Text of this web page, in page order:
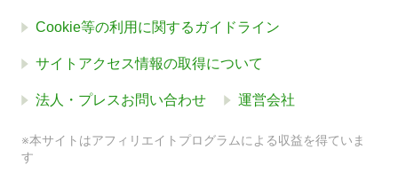
Cookie等の利用に関するガイドライン
サイトアクセス情報の取得について
法人・プレスお問い合わせ 運営会社
※本サイトはアフィリエイトプログラムによる収益を得ていま
す